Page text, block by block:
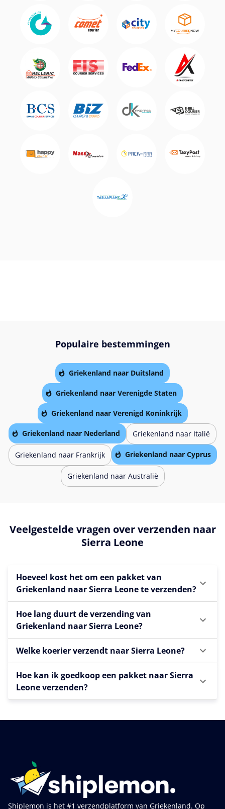
Populaire bestemmingen
Griekenland naar Duitsland
Griekenland naar Verenigde Staten
Griekenland naar Verenigd Koninkrijk
Griekenland naar Nederland Griekenland naar Italië
Griekenland naar Frankrijk Griekenland naar Cyprus
Griekenland naar Australië
Veelgestelde vragen over verzenden naar
Sierra Leone
Hoeveel kost het om een pakket van
Griekenland naar Sierra Leone te verzenden?
Hoe lang duurt de verzending van
Griekenland naar Sierra Leone?
Welke koerier verzendt naar Sierra Leone?
Hoe kan ik goedkoop een pakket naar Sierra
Leone verzenden?
Shiplemon is het #1 verzendplatform van Griekenland. Op